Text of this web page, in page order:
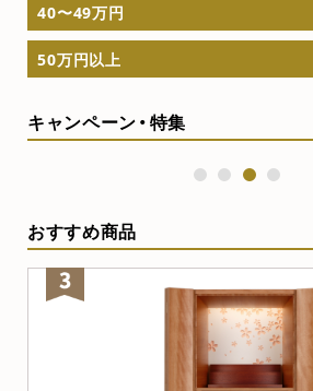
40〜49万円
50万円以上
キャンペーン・特集
3
おすすめ商品